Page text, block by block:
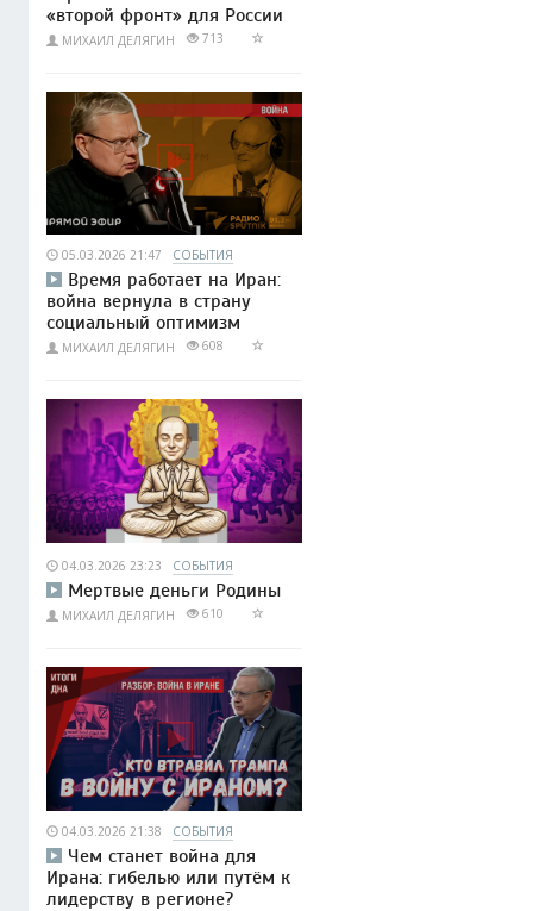
«второй фронт» для России
МИХАИЛ ДЕЛЯГИН 713
05.03.2026 21:47 СОБЫТИЯ
Время работает на Иран:
война вернула в страну
социальный оптимизм
МИХАИЛ ДЕЛЯГИН 608
04.03.2026 23:23 СОБЫТИЯ
Мертвые деньги Родины
МИХАИЛ ДЕЛЯГИН 610
04.03.2026 21:38 СОБЫТИЯ
Чем станет война для
Ирана: гибелью или путём к
лидерству в регионе?